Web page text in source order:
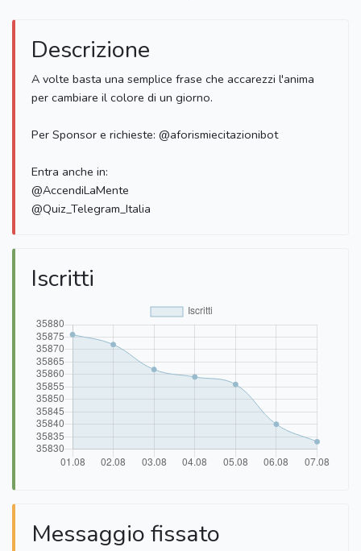
Descrizione
A volte basta una semplice frase che accarezzi l'anima
per cambiare il colore di un giorno.
Per Sponsor e richieste: @aforismiecitazionibot
Entra anche in:
@AccendiLaMente
@Quiz_Telegram_Italia
Iscritti
Messaggio fissato